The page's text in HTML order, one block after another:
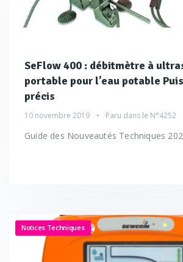
SeFlow 400 : débitmètre à
portable pour l’eau potable
précis
10 novembre 2019 Paru dans le N°4252
Guide des Nouveautés Techniques
Notices Techniques